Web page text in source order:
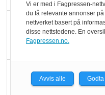
KI
Q
Vi er med i Fagpressen-
du få relevante annonser
nettverket basert på
disse nettstedene. En
Fagpressen.no.
Avvis alle Godta